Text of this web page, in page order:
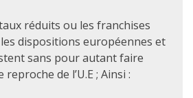
réduits ou les franchises
dispositions européennes et
sans pour autant faire
de l’U.E ; Ainsi :